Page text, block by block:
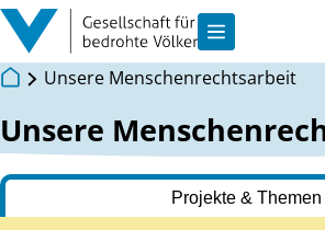
Zum Inhalt springen
Navigation
Unsere Menschenrechtsarbeit
Unsere
Projekte & Themen